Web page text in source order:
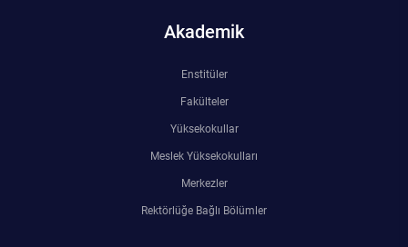
Akademik
Enstitüler
Fakülteler
Yüksekokullar
Meslek Yüksekokulları
Merkezler
Rektörlüğe Bağlı Bölümler